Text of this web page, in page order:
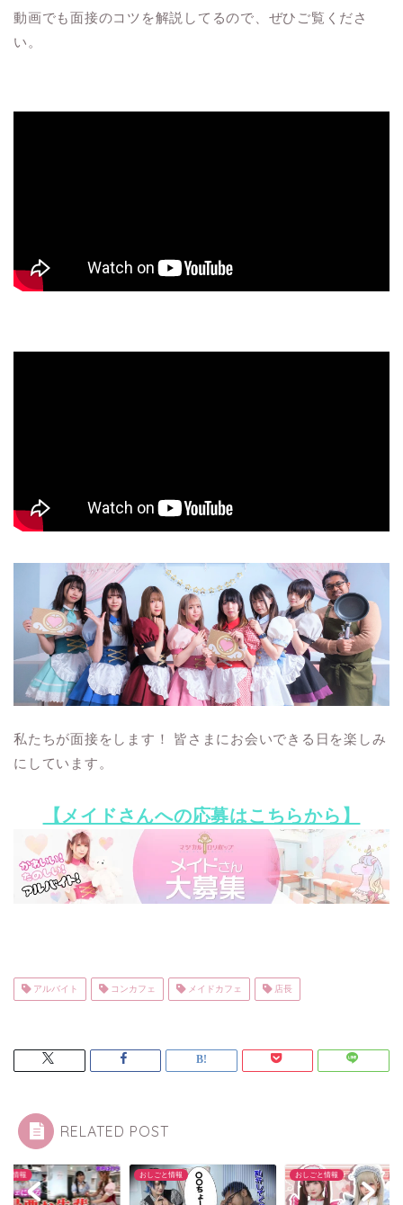
動画でも面接のコツを解説してるので、ぜひご覧くださ
い。
私たちが面接をします！ 皆さまにお会いできる日を楽しみ
にしています。
【メイドさんへの応募はこちらから】
アルバイト コンカフェ メイドカフェ 店長
RELATED POST
と情報 おしごと情報 おしごと情報